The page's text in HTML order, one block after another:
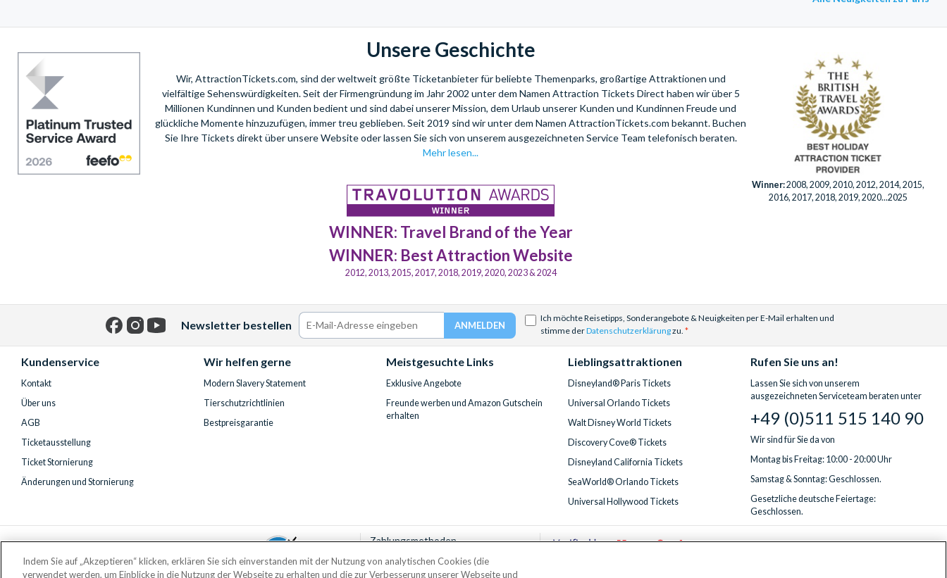
Unsere Geschichte
Wir, AttractionTickets.com, sind der weltweit größte Ticketanbieter für beliebte Themenparks, großartige Attraktionen und
vielfältige Sehenswürdigkeiten. Seit der Firmengründung im Jahr 2002 unter dem Namen Attraction Tickets Direct haben wir über 5
Millionen Kundinnen und Kunden bedient und sind dabei unserer Mission, dem Urlaub unserer Kunden und Kundinnen Freude und
glückliche Momente hinzuzufügen, immer treu geblieben. Seit 2019 sind wir unter dem Namen AttractionTickets.com bekannt. Buchen
Sie Ihre Tickets direkt über unsere Website oder lassen Sie sich von unserem ausgezeichneten Service Team telefonisch beraten.
Mehr lesen...
WINNER: Travel Brand of the Year
WINNER: Best Attraction Website
2012, 2013, 2015, 2017, 2018, 2019, 2020, 2023 & 2024
Winner:2008, 2009, 2010, 2012, 2014, 2015,
2016, 2017, 2018, 2019, 2020...2025
Newsletter bestellen
Ich möchte Reisetipps, Sonderangebote & Neuigkeiten per E-Mail erhalten und
stimme derDatenschutzerklärungzu.
Kundenservice
Kontakt
Über uns
AGB
Ticketausstellung
Ticket Stornierung
Änderungen und Stornierung
Wir helfen gerne
Modern Slavery Statement
Tierschutzrichtlinien
Bestpreisgarantie
Meistgesuchte Links
Exklusive Angebote
Freunde werben und Amazon Gutschein
erhalten
Lieblingsattraktionen
Disneyland® Paris Tickets
Universal Orlando Tickets
Walt Disney World Tickets
Discovery Cove® Tickets
Disneyland California Tickets
SeaWorld® Orlando Tickets
Universal Hollywood Tickets
Rufen Sie uns an!
Lassen Sie sich von unserem
ausgezeichneten Serviceteam beraten unter
+49 (0)511 515 140 90
Wir sind für Sie da von
Montag bis Freitag: 10:00 - 20:00 Uhr
Samstag & Sonntag: Geschlossen.
Gesetzliche deutsche Feiertage:
Geschlossen.
Zahlungsmethoden
Indem Sie auf „Akzeptieren“ klicken, erklären Sie sich einverstanden mit der Nutzung von analytischen Cookies (die
verwendet werden, um Einblicke in die Nutzung der Webseite zu erhalten und die zur Verbesserung unserer Webseite und